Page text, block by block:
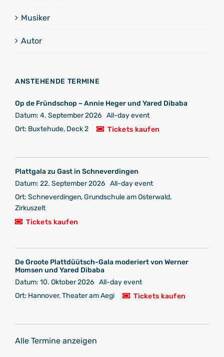
Musiker
Autor
ANSTEHENDE TERMINE
Op de Fründschop – Annie Heger und Yared Dibaba
Datum: 4. September 2026 All-day event
Ort: Buxtehude, Deck 2 Tickets kaufen
Plattgala zu Gast in Schneverdingen
Datum: 22. September 2026 All-day event
Ort: Schneverdingen, Grundschule am Osterwald,
Zirkuszelt
Tickets kaufen
De Groote Plattdüütsch-Gala moderiert von Werner
Momsen und Yared Dibaba
Datum: 10. Oktober 2026 All-day event
Ort: Hannover, Theater am Aegi Tickets kaufen
Alle Termine anzeigen